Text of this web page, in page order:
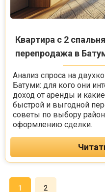
Квартира с 2
перепродажа в
Анализ спроса на
Батуми: для кого они
доход от аренды и
быстрой и выгодной
советы по выбору
оформлению сделки.
1 2